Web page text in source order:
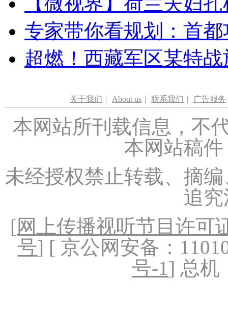
专家带你看规划：首
超燃！西藏军区某特
关于我们 | About us | 联系我们 | 广告服务
本网站所刊载信息，不
本网站稿
未经授权禁止转载、摘
追
[网上传播视听节目许可
号] [ 京公网安备：
号-1] 总机